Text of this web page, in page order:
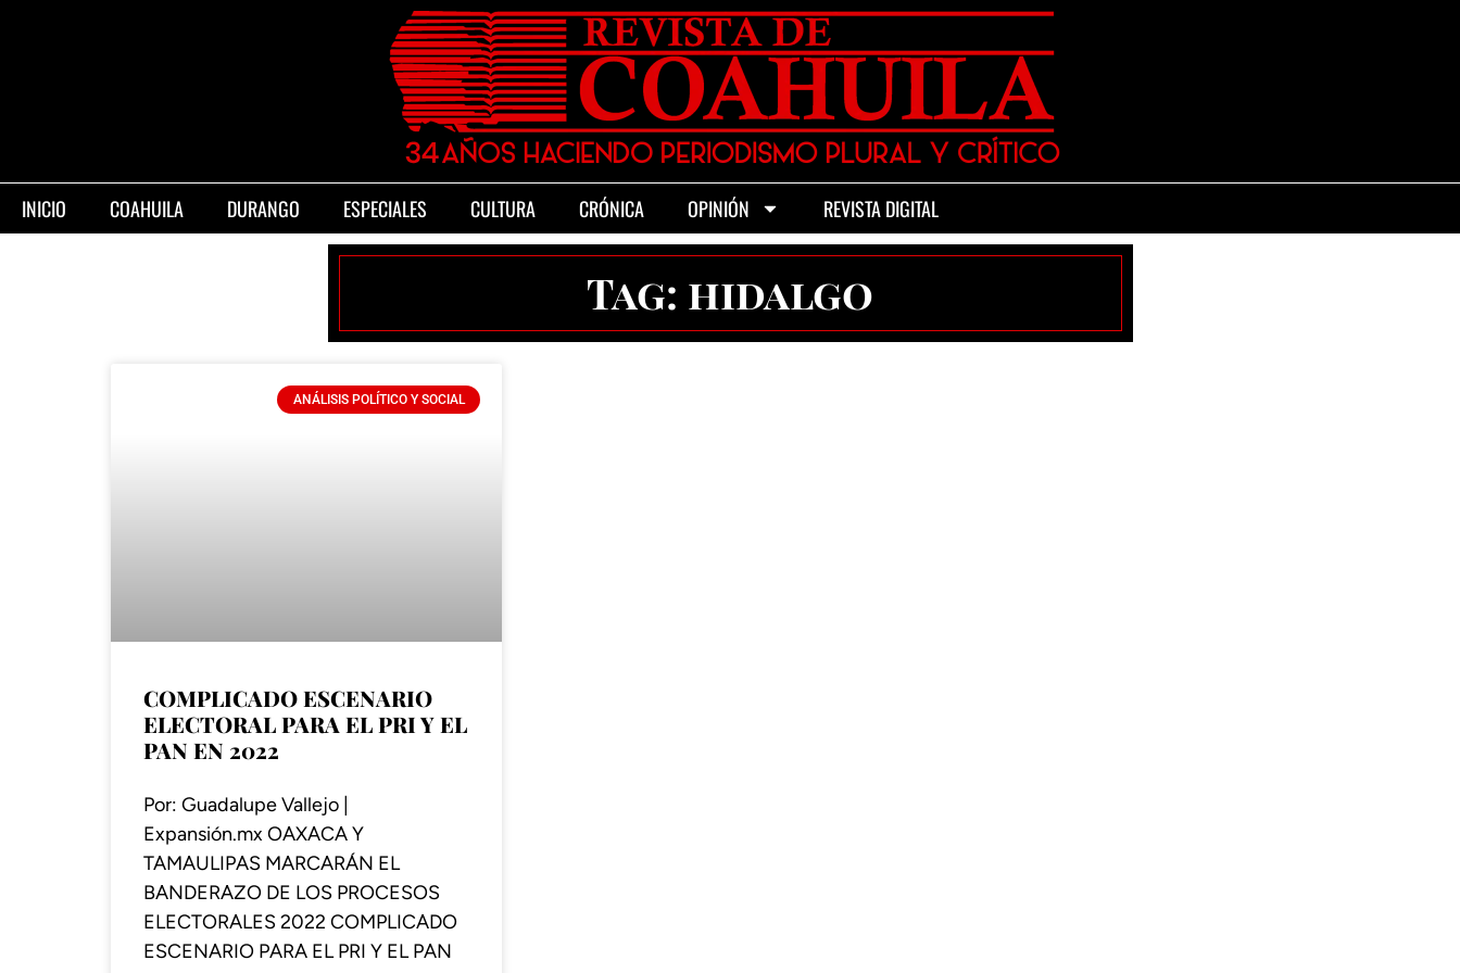
INICIO COAHUILA DURANGO ESPECIALES CULTURA CRÓNICA OPINIÓN REVISTA DIGITAL
Tag: hidalgo
ANÁLISIS POLÍTICO Y SOCIAL
COMPLICADO ESCENARIO
ELECTORAL PARA EL PRI Y EL
PAN EN 2022
Por: Guadalupe Vallejo |
Expansión.mx OAXACA Y
TAMAULIPAS MARCARÁN EL
BANDERAZO DE LOS PROCESOS
ELECTORALES 2022 COMPLICADO
ESCENARIO PARA EL PRI Y EL PAN